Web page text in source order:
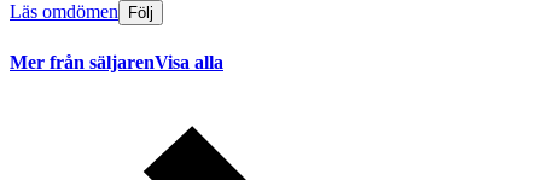
Läs omdömen Följ
Mer från säljarenVisa alla